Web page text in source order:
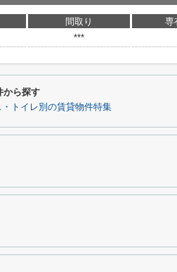
間取り 専
***
から探す
・トイレ別の賃貸物件特集